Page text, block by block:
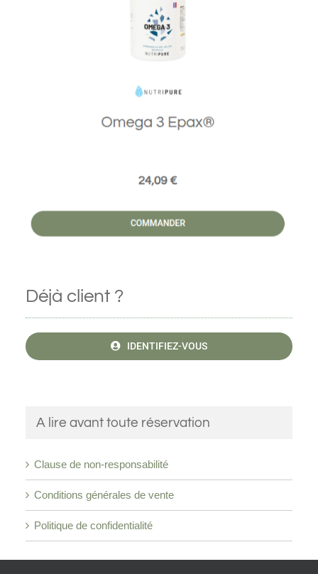
Déjà client ?
IDENTIFIEZ-VOUS
A lire avant toute réservation
Clause de non-responsabilité
Conditions générales de vente
Politique de confidentialité